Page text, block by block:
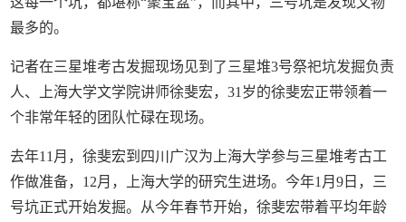
最多的。
记者在三星堆考古发掘现场见到了三星堆3号祭祀坑发掘负责
人、上海大学文学院讲师徐斐宏，31岁的徐斐宏正带领着一
个非常年轻的团队忙碌在现场。
去年11月，徐斐宏到四川广汉为上海大学参与三星堆考古工
作做准备，12月，上海大学的研究生进场。今年1月9日，三
号坑正式开始发掘。从今年春节开始，徐斐宏带着平均年龄